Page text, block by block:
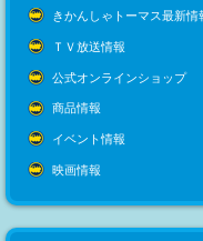
きかんしゃトーマス最新情
ＴＶ放送情報
公式オンラインショップ
商品情報
イベント情報
映画情報